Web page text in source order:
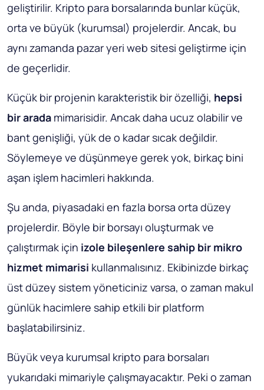
geliştirilir. Kripto para borsalarında bunlar küçük,
orta ve büyük (kurumsal) projelerdir. Ancak, bu
aynı zamanda pazar yeri web sitesi geliştirme için
de geçerlidir.
Küçük bir projenin karakteristik bir özelliği, hepsi
bir arada mimarisidir. Ancak daha ucuz olabilir ve
bant genişliği, yük de o kadar sıcak değildir.
Söylemeye ve düşünmeye gerek yok, birkaç bini
aşan işlem hacimleri hakkında.
Şu anda, piyasadaki en fazla borsa orta düzey
projelerdir. Böyle bir borsayı oluşturmak ve
çalıştırmak için izole bileşenlere sahip bir mikro
hizmet mimarisi kullanmalısınız. Ekibinizde birkaç
üst düzey sistem yöneticiniz varsa, o zaman makul
günlük hacimlere sahip etkili bir platform
başlatabilirsiniz.
Büyük veya kurumsal kripto para borsaları
yukarıdaki mimariyle çalışmayacaktır. Peki o zaman